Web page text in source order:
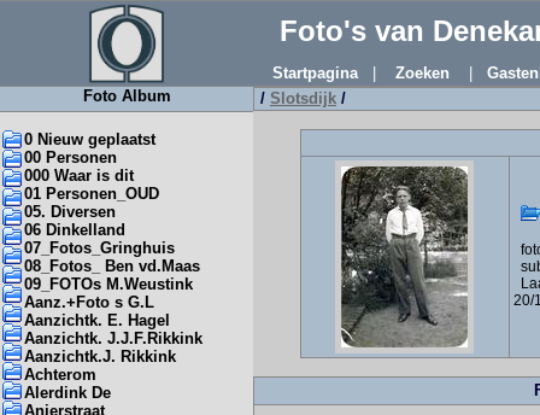
Foto's van
Startpagina| Zoeken
Foto Album
0 Nieuw geplaatst
00 Personen
000 Waar is dit
01 Personen_OUD
05. Diversen
06 Dinkelland
07_Fotos_Gringhuis
08_Fotos_ Ben vd.Maas
09_FOTOs M.Weustink
Aanz.+Foto s G.L
Aanzichtk. E. Hagel
Aanzichtk. J.J.F.Rikkink
Aanzichtk.J. Rikkink
Achterom
Alerdink De
Anjerstraat
/ Slotsdijk /
20/